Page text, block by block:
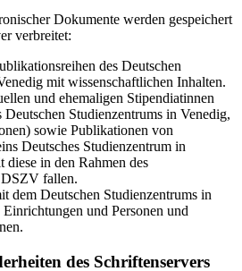
Dokumente werden gespeichert
verbreitet:
des Deutschen
mit wissenschaftlichen Inhalten.
und ehemaligen Stipendiatinnen
Deutschen Studienzentrums in Venedig,
sowie Publikationen von
Deutsches Studienzentrum in
diese in den Rahmen des
DSZV fallen.
dem Deutschen Studienzentrums in
und Personen und
des Schriftenservers